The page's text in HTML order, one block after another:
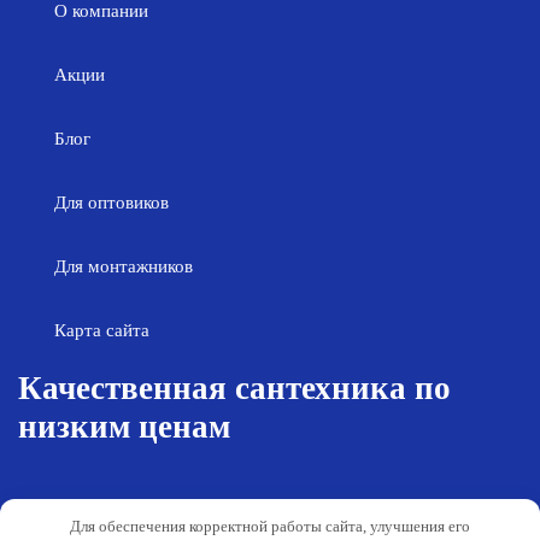
О компании
Акции
Блог
Для оптовиков
Для монтажников
Карта сайта
Качественная сантехника по
низким ценам
Для обеспечения корректной работы сайта, улучшения его